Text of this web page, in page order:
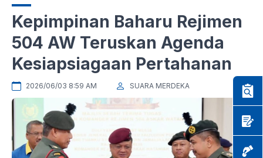
Kepimpinan Baharu Rejimen
504 AW Teruskan Agenda
Kesiapsiagaan Pertahanan
2026/06/03 8:59 AM SUARA MERDEKA